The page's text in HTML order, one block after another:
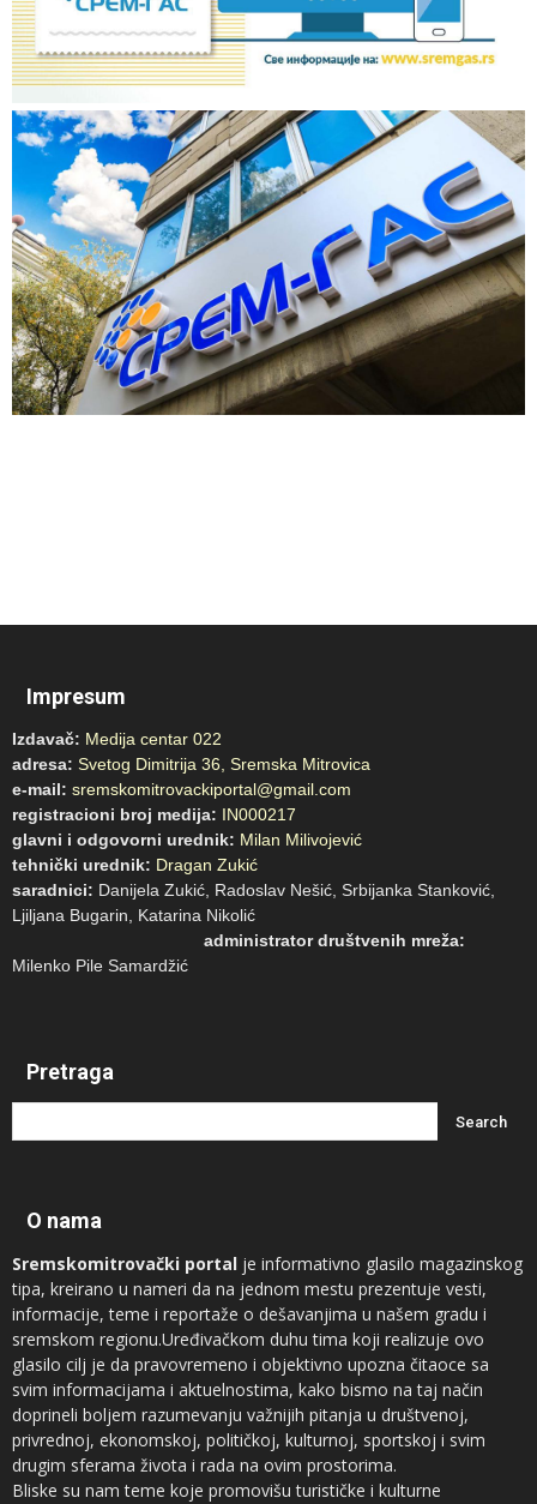
Impresum
Izdavač: Medija centar 022
adresa: Svetog Dimitrija 36, Sremska Mitrovica
e-mail: sremskomitrovackiportal@gmail.com
registracioni broj medija: IN000217
glavni i odgovorni urednik: Milan Milivojević
tehnički urednik: Dragan Zukić
saradnici: Danijela Zukić, Radoslav Nešić, Srbijanka Stanković,
Ljiljana Bugarin, Katarina Nikolić
administrator društvenih mreža:
Milenko Pile Samardžić
Pretraga
O nama
Sremskomitrovački portal je informativno glasilo magazinskog
tipa, kreirano u nameri da na jednom mestu prezentuje vesti,
informacije, teme i reportaže o dešavanjima u našem gradu i
sremskom regionu.Uređivačkom duhu tima koji realizuje ovo
glasilo cilj je da pravovremeno i objektivno upozna čitaoce sa
svim informacijama i aktuelnostima, kako bismo na taj način
doprineli boljem razumevanju važnijih pitanja u društvenoj,
privrednoj, ekonomskoj, političkoj, kulturnoj, sportskoj i svim
drugim sferama života i rada na ovim prostorima.
Bliske su nam teme koje promovišu turističke i kulturne